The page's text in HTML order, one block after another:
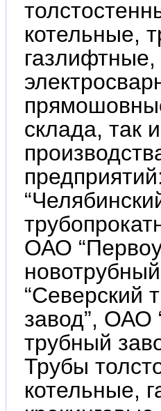
котельные,
склада, так
ОАО
“Северский
завод”, ОАО
трубный
Трубы
котельные,